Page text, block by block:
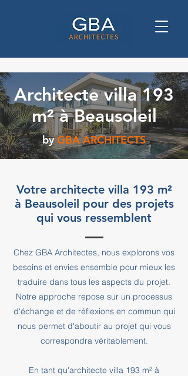
Architecte villa 193
m² à Beausoleil
by GBA ARCHITECTS
Votre architecte villa 193 m²
à Beausoleil pour des projets
qui vous ressemblent
Chez GBA Architectes, nous explorons vos
besoins et envies ensemble pour mieux les
traduire dans tous les aspects du projet.
Notre approche repose sur un processus
d'échange et de réflexions en commun qui
nous permet d'aboutir au projet qui vous
correspondra véritablement.
En tant qu'architecte villa 193 m² à